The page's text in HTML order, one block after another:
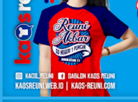
KAOS REUNI AKBAR SD NEGERI 1 PUNCAK